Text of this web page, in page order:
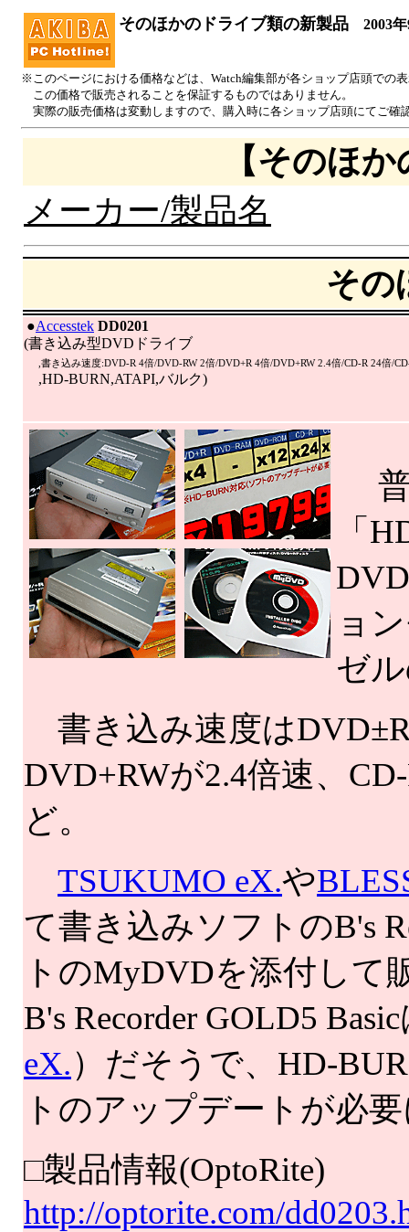
そのほかのドライブ類の新製品 2003年
※このページにおける価格などは、Watch編集部が各ショップ店頭での
この価格で販売されることを保証するものではありません。
実際の販売価格は変動しますので、購入時に各ショップ店頭にてご確
【そのほ
メーカー/製品名
その
●Accesstek DD0201
(書き込み型DVDドライブ
,書き込み速度:DVD-R 4倍/DVD-RW 2倍/DVD+R 4倍/DVD+RW 2.4倍/CD-R 24倍/
,HD-BURN,ATAPI,バルク)
普
「
ョ
ゼ
書き込み速度は
DVD+RWが2.4倍速、
ど。
TSUKUMO eX.や
て書き込みソフトのB's
トのMyDVDを添付して
B's Recorder GOLD5
eX.）だそうで、HD-
トのアップデートが必
□製品情報(OptoRite)
http://optorite.com/